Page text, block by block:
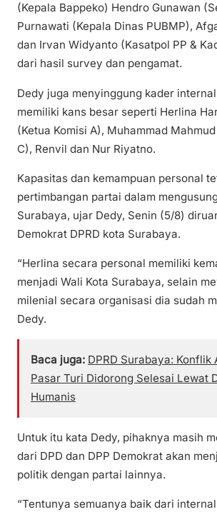
(Kepala Bappeko) Hendro Gunawan
Purnawati (Kepala Dinas PUBMP),
dan Irvan Widyanto (Kasatpol PP &
dari hasil survey dan pengamat.
Dedy juga menyinggung kader
memiliki kans besar seperti Herlina
(Ketua Komisi A), Muhammad
C), Renvil dan Nur Riyatno.
Kapasitas dan kemampuan personal
pertimbangan partai dalam
Surabaya, ujar Dedy, Senin (5/8)
Demokrat DPRD kota Surabaya.
“Herlina secara personal memiliki
menjadi Wali Kota Surabaya, selain
milenial secara organisasi dia sudah
Dedy.
Baca juga: DPRD Surabaya: Konflik
Pasar Turi Didorong Selesai Lewat
Humanis
Untuk itu kata Dedy, pihaknya masih
dari DPD dan DPP Demokrat akan
politik dengan partai lainnya.
“Tentunya semuanya baik dari